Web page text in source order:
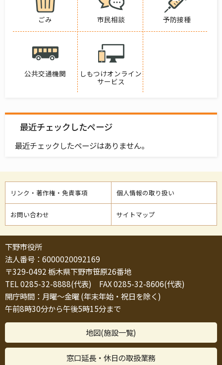
ごみ 市民相談 予防接種
公共交通機関
しもつけオンライン
サービス
最近チェックしたページ
最近チェックしたページはありません。
リンク・著作権・免責事項 個人情報の取り扱い
お問い合わせ サイトマップ
下野市役所
法人番号：6000020092169
〒329-0492 栃木県下野市笹原26番地
TEL 0285-32-8888(代表) FAX 0285-32-8606(代表)
開庁時間：月曜～金曜 (年末年始・祝日を除く)
午前8時30分から午後5時15分まで
地図(施設一覧)
窓口延長・休日の取扱業務